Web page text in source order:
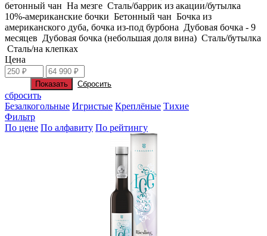
бетонный чан На мезге Сталь/баррик из акации/бутылка
10%-американские бочки Бетонный чан Бочка из
американского дуба, бочка из-под бурбона Дубовая бочка - 9
месяцев Дубовая бочка (небольшая доля вина) Сталь/бутылка
Сталь/на клепках
Цена
сбросить
Безалкогольные Игристые Креплёные Тихие
Фильтр
По цене По алфавиту По рейтингу